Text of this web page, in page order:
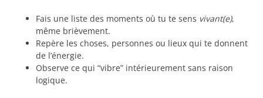
Fais une liste des moments où tu te sens vivant(e),
même brièvement.
Repère les choses, personnes ou lieux qui te donnent
de l’énergie.
Observe ce qui “vibre” intérieurement sans raison
logique.